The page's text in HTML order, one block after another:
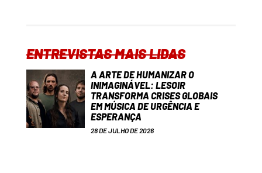
ENTREVISTAS MAIS LIDAS
A ARTE DE HUMANIZAR O
INIMAGINÁVEL: LESOIR
TRANSFORMA CRISES GLOBAIS
EM MÚSICA DE URGÊNCIA E
ESPERANÇA
28 DE JULHO DE 2026